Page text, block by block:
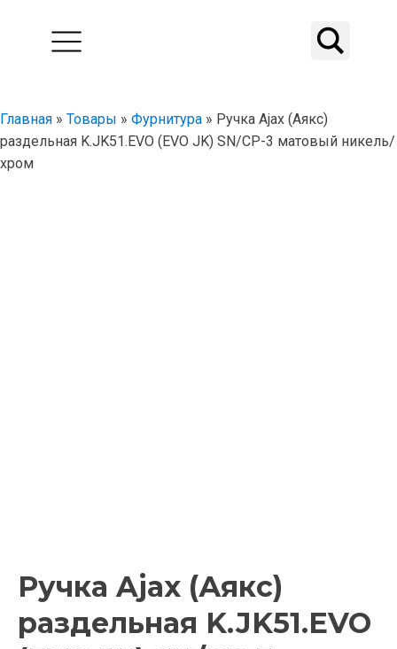
Главная » Товары » Фурнитура » Ручка Ajax (Аякс)
раздельная K.JK51.EVO (EVO JK) SN/CP-3 матовый никель/
хром
Ручка Ajax (Аякс)
раздельная K.JK51.EVO